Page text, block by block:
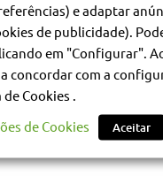
de café “Atores” – 4
incluído)
e adaptar
de publicidade).
em "Configurar".
concordar com a
Cookies .
de Cookies
Aceitar